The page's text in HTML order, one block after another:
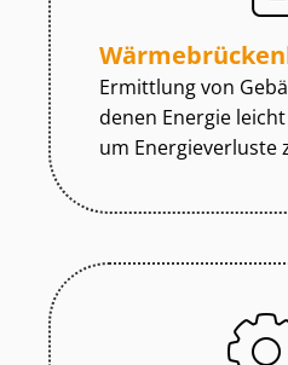
Ermittlung von
denen Energie
um Energieverluste